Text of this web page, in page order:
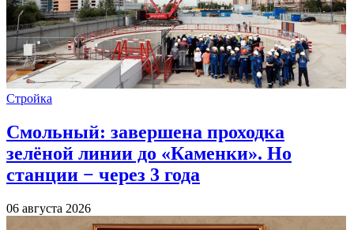
Стройка
Смольный: завершена проходка
зелёной линии до «Каменки». Но
станции − через 3 года
06 августа 2026